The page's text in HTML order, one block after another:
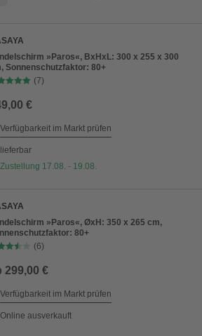
»Paros«, BxHxL: 300 x 255 x 300
Sonnenschutzfaktor: 80+
(7)
€
Verfügbarkeit im Markt prüfen
lieferbar
Zustellung 17.08. - 19.08.
»Paros«, ØxH: 350 x 265 cm,
80+
(6)
299,00 €
Verfügbarkeit im Markt prüfen
Online ausverkauft